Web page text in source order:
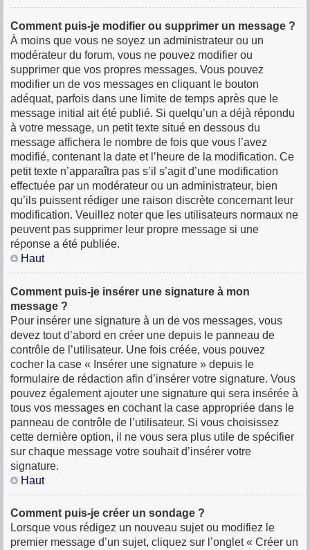
Comment puis-je modifier ou supprimer un message ?
À moins que vous ne soyez un administrateur ou un
modérateur du forum, vous ne pouvez modifier ou
supprimer que vos propres messages. Vous pouvez
modifier un de vos messages en cliquant le bouton
adéquat, parfois dans une limite de temps après que le
message initial ait été publié. Si quelqu’un a déjà répondu
à votre message, un petit texte situé en dessous du
message affichera le nombre de fois que vous l’avez
modifié, contenant la date et l’heure de la modification. Ce
petit texte n’apparaîtra pas s’il s’agit d’une modification
effectuée par un modérateur ou un administrateur, bien
qu’ils puissent rédiger une raison discrète concernant leur
modification. Veuillez noter que les utilisateurs normaux ne
peuvent pas supprimer leur propre message si une
réponse a été publiée.
Haut
Comment puis-je insérer une signature à mon
message ?
Pour insérer une signature à un de vos messages, vous
devez tout d’abord en créer une depuis le panneau de
contrôle de l’utilisateur. Une fois créée, vous pouvez
cocher la case « Insérer une signature » depuis le
formulaire de rédaction afin d’insérer votre signature. Vous
pouvez également ajouter une signature qui sera insérée à
tous vos messages en cochant la case appropriée dans le
panneau de contrôle de l’utilisateur. Si vous choisissez
cette dernière option, il ne vous sera plus utile de spécifier
sur chaque message votre souhait d’insérer votre
signature.
Haut
Comment puis-je créer un sondage ?
Lorsque vous rédigez un nouveau sujet ou modifiez le
premier message d’un sujet, cliquez sur l’onglet « Créer un